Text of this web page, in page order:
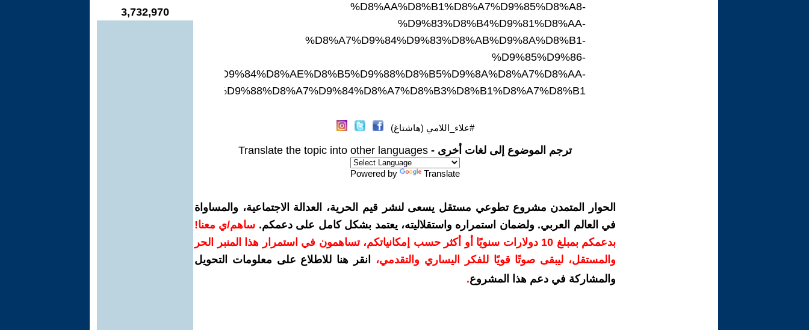
%D8%AA%D8%B1%D8%A7%D9%85%D8%A8-
%D9%83%D8%B4%D9%81%D8%AA-
%D8%A7%D9%84%D9%83%D8%AB%D9%8A%D8%B1-
%D9%85%D9%86-
%D8%A7%D9%84%D8%AE%D8%B5%D9%88%D8%B5%D9%8A%D8%A7%D8%AA-
%D9%88%D8%A7%D9%84%D8%A7%D8%B3%D8%B1%D8%A7%D8%B1
#علاء_اللامي (هاشتاغ)
ترجم الموضوع إلى لغات أخرى - Translate the topic into other languages
Powered by Translate
الحوار المتمدن مشروع تطوعي مستقل يسعى لنشر قيم الحرية، العدالة الاجتماعية، والمساواة
في العالم العربي. ولضمان استمراره واستقلاليته، يعتمد بشكل كامل على دعمكم. ساهم/ي معنا!
بدعمكم بمبلغ 10 دولارات سنويًا أو أكثر حسب إمكانياتكم، تساهمون في استمرار هذا المنبر الحر
والمستقل، ليبقى صوتًا قويًا للفكر اليساري والتقدمي،
انقر هنا للاطلاع على معلومات التحويل
والمشاركة في دعم هذا المشروع.
3,732,970